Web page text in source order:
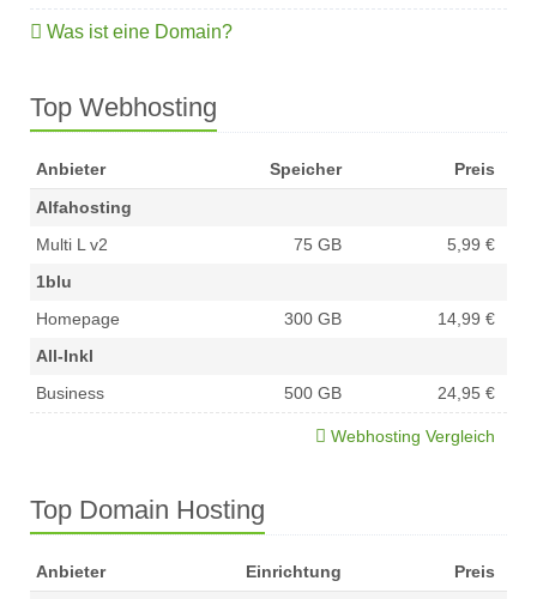
Was ist eine Domain?
Top Webhosting
Anbieter Speicher
Preis
Alfahosting
Multi L v2
75 GB
5,99 €
1blu
Homepage
300 GB
14,99 €
All-Inkl
Business
500 GB 24,95 €
Webhosting Vergleich
Top Domain Hosting
Anbieter Einrichtung
Preis